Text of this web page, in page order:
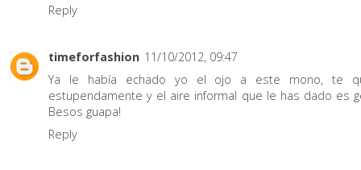
Reply
timeforfashion 11/10/2012, 09:47
Ya le había echado yo el ojo a este mono, te
estupendamente y el aire informal que le has dado es
Besos guapa!
Reply